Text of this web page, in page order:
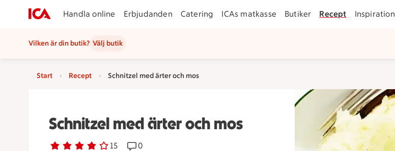
Handla online Erbjudanden Catering ICAs matkasse Butiker Recept Inspiration
Vilken är din butik? Välj butik
Start Recept Schnitzel med ärter och mos
Schnitzel med ärter och mos
Betyg 3.9 av 5. 15
15 personer har röstatReceptet har 0 kommentarer
0